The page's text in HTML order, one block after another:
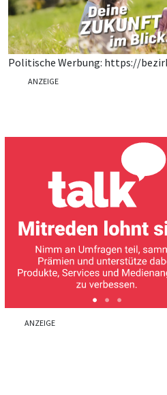
Politische Werbung: https://
ANZEIGE
ANZEIGE